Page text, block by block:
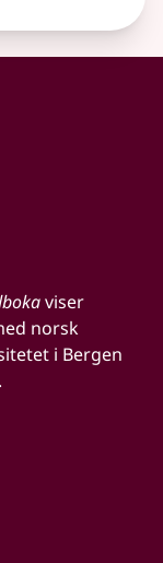
viser
norsk
i Bergen